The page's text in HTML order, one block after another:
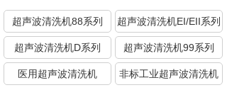
超声波清洗机88系列 超声波清洗机EI/EII系列
超声波清洗机D系列 超声波清洗机99系列
医用超声波清洗机 非标工业超声波清洗机